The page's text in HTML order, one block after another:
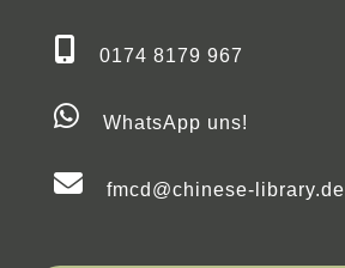
0174 8179 967
WhatsApp uns!
fmcd@chinese-library.de